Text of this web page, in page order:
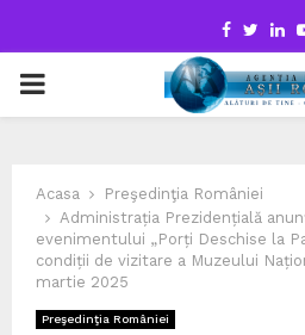
PRIMARY
Acasa
Preşedinţia României
Administrația Prezidențială
evenimentului „Porți Deschise la
condiții de vizitare a Muzeului
martie 2025
Preşedinţia României